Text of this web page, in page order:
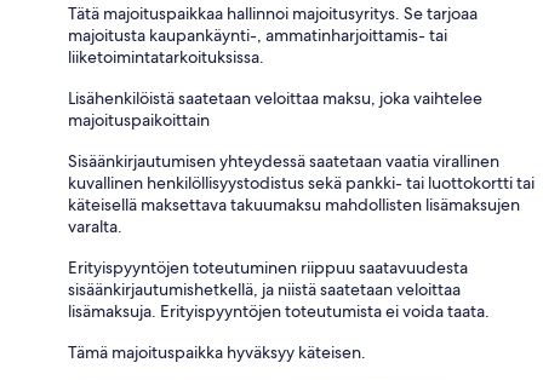
Tätä majoituspaikkaa hallinnoi majoitusyritys. Se tarjoaa
majoitusta kaupankäynti-, ammatinharjoittamis- tai
liiketoimintatarkoituksissa.
Lisähenkilöistä saatetaan veloittaa maksu, joka vaihtelee
majoituspaikoittain
Sisäänkirjautumisen yhteydessä saatetaan vaatia virallinen
kuvallinen henkilöllisyystodistus sekä pankki- tai luottokortti tai
käteisellä maksettava takuumaksu mahdollisten lisämaksujen
varalta.
Erityispyyntöjen toteutuminen riippuu saatavuudesta
sisäänkirjautumishetkellä, ja niistä saatetaan veloittaa
lisämaksuja. Erityispyyntöjen toteutumista ei voida taata.
Tämä majoituspaikka hyväksyy käteisen.